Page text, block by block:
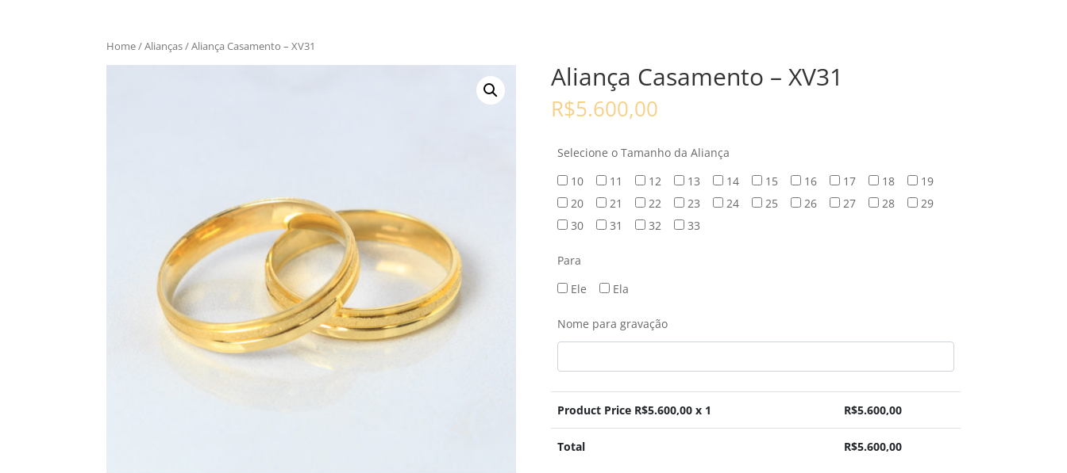
Home/Alianças/ Aliança Casamento – XV31
Aliança Casamento – XV31
R$5.600,00
Selecione o Tamanho da Aliança
10
11 12 13 14 15 16 17 18
19
20
21 22 23 24 25 26 27 28
29
30
31 32 33
Para
Ele
Ela
Nome para gravação
Product Price R$5.600,00x 1 R$5.600,00
Total R$5.600,00